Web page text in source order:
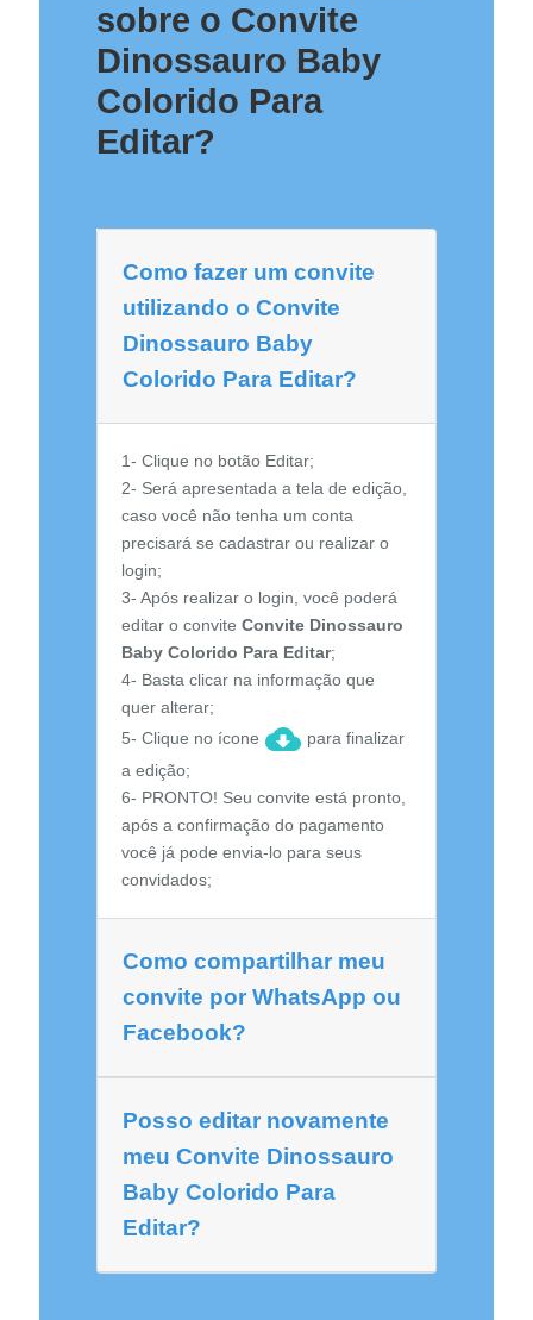
sobre o Convite
Dinossauro Baby
Colorido Para
Editar?
Como fazer um convite
utilizando o Convite
Dinossauro Baby
Colorido Para Editar?
1- Clique no botão Editar;
2- Será apresentada a tela de edição,
caso você não tenha um conta
precisará se cadastrar ou realizar o
login;
3- Após realizar o login, você poderá
editar o convite Convite Dinossauro
Baby Colorido Para Editar;
4- Basta clicar na informação que
quer alterar;
5- Clique no ícone
para finalizar
a edição;
6- PRONTO! Seu convite está pronto,
após a confirmação do pagamento
você já pode envia-lo para seus
convidados;
Como compartilhar meu
convite por WhatsApp ou
Facebook?
Posso editar novamente
meu Convite Dinossauro
Baby Colorido Para
Editar?